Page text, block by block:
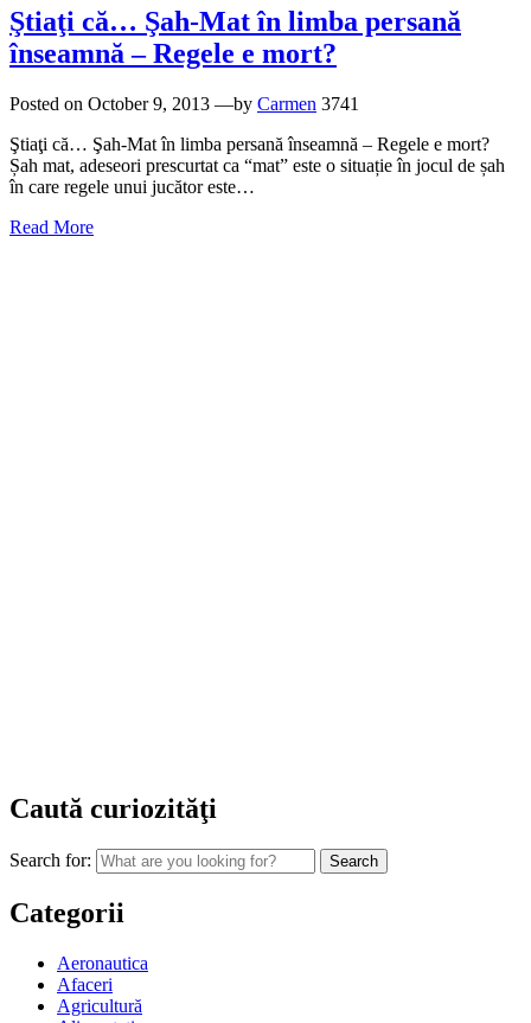
Ştiaţi că… Şah-Mat în limba persană
înseamnă – Regele e mort?
Posted on October 9, 2013 —by Carmen 3741
Ştiaţi că… Şah-Mat în limba persană înseamnă – Regele e mort?
Șah mat, adeseori prescurtat ca “mat” este o situație în jocul de șah
în care regele unui jucător este…
Read More
Caută curiozităţi
Search for:
Categorii
Aeronautica
Afaceri
Agricultură